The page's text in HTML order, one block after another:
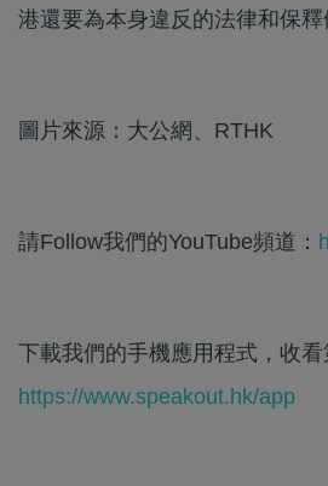
港還要為本身違反的法律和保釋
圖片來源：大公網、RTHK
請Follow我們的YouTube頻道：
下載我們的手機應用程式，收看
https://www.speakout.hk/app